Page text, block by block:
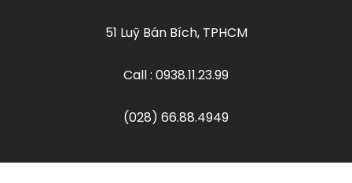
51 Luỹ Bán Bích, TPHCM
Call : 0938.11.23.99
(028) 66.88.4949